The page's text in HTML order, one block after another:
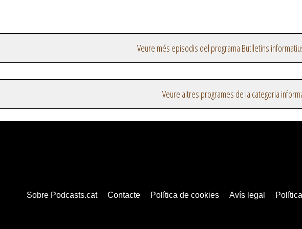
Veure més episodis del programa Butlletins
Veure altres programes de la categoria
Sobre Podcasts.cat Contacte Política de cookies Avís legal